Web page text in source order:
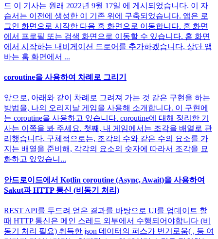
드 이 기사는 원래 2022년 9월 17일 에 게시되었습니다. 이 자
습서는 이전에 생성한 이 기존 위에 구축되었습니다. 앱은 로
그인 화면으로 시작한 다음 홈 화면으로 이동합니다. 홈 화면
에서 프로필 또는 검색 화면으로 이동할 수 있습니다. 홈 화면
에서 시작하는 내비게이션 드로어를 추가하겠습니다. 상단 앱
바는 홈 화면에서 ...
coroutine을 사용하여 차례로 그리기
앞으로, 아래와 같이 차례로 그려져 가는 것 같은 구현을 하는
방법을, 나의 오리지날 게임을 사용해 소개합니다. 이 구현에
는 coroutine을 사용하고 있습니다. coroutine에 대해 정리한 기
사는 이쪽을 봐 주세요. 첫째, 내 게임에서는 조각을 배열로 관
리했습니다. 구체적으로는, 조각의 수와 같은 수의 요소를 가
지는 배열을 준비해, 각각의 요소의 숫자에 따라서 조각을 묘
화하고 있었습니...
안드로이드에서 Kotlin coroutine (Async, Await)을 사용하여
Sakut과 HTTP 통신 (비동기 처리)
REST API를 두드려 얻은 결과를 바탕으로 UI를 업데이트 할
때 HTTP 통신은 메인 스레드 외부에서 수행되어야합니다 (비
동기 처리 필요) 취득한 json 데이터의 퍼스가 번거로움( , 등 여